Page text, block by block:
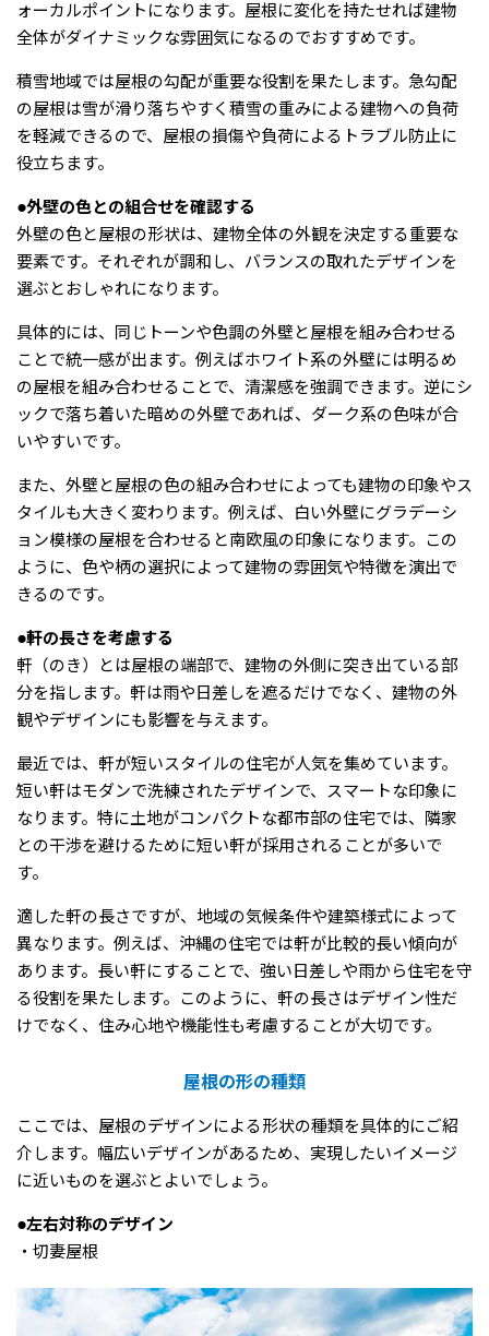
ォーカルポイントになります。屋根に変化を持たせれば建物
全体がダイナミックな雰囲気になるのでおすすめです。
積雪地域では屋根の勾配が重要な役割を果たします。急勾配
の屋根は雪が滑り落ちやすく積雪の重みによる建物への負荷
を軽減できるので、屋根の損傷や負荷によるトラブル防止に
役立ちます。
●外壁の色との組合せを確認する
外壁の色と屋根の形状は、建物全体の外観を決定する重要な
要素です。それぞれが調和し、バランスの取れたデザインを
選ぶとおしゃれになります。
具体的には、同じトーンや色調の外壁と屋根を組み合わせる
ことで統一感が出ます。例えばホワイト系の外壁には明るめ
の屋根を組み合わせることで、清潔感を強調できます。逆にシ
ックで落ち着いた暗めの外壁であれば、ダーク系の色味が合
いやすいです。
また、外壁と屋根の色の組み合わせによっても建物の印象やス
タイルも大きく変わります。例えば、白い外壁にグラデーシ
ョン模様の屋根を合わせると南欧風の印象になります。この
ように、色や柄の選択によって建物の雰囲気や特徴を演出で
きるのです。
●軒の長さを考慮する
軒（のき）とは屋根の端部で、建物の外側に突き出ている部
分を指します。軒は雨や日差しを遮るだけでなく、建物の外
観やデザインにも影響を与えます。
最近では、軒が短いスタイルの住宅が人気を集めています。
短い軒はモダンで洗練されたデザインで、スマートな印象に
なります。特に土地がコンパクトな都市部の住宅では、隣家
との干渉を避けるために短い軒が採用されることが多いで
す。
適した軒の長さですが、地域の気候条件や建築様式によって
異なります。例えば、沖縄の住宅では軒が比較的長い傾向が
あります。長い軒にすることで、強い日差しや雨から住宅を守
る役割を果たします。このように、軒の長さはデザイン性だ
けでなく、住み心地や機能性も考慮することが大切です。
屋根の形の種類
ここでは、屋根のデザインによる形状の種類を具体的にご紹
介します。幅広いデザインがあるため、実現したいイメージ
に近いものを選ぶとよいでしょう。
●左右対称のデザイン
・切妻屋根